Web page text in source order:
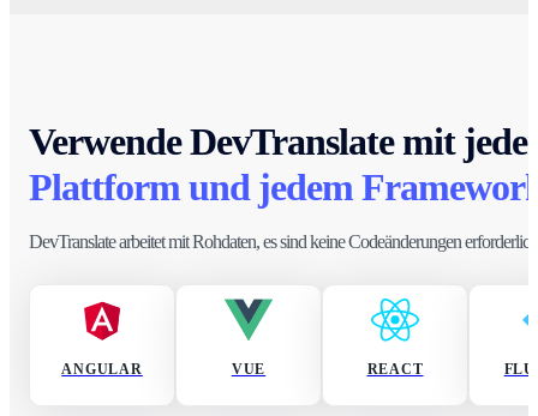
Verwende DevTranslate mit
Plattform und jedem
DevTranslate arbeitet mit Rohdaten, es sind keine Codeänderungen
ANGULAR VUE REACT